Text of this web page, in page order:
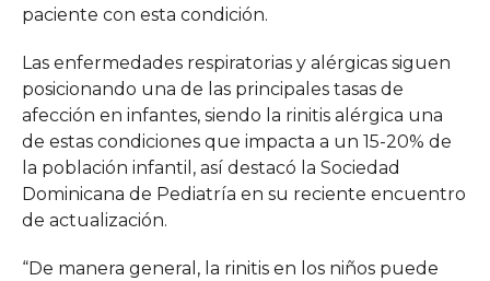
paciente con esta condición.
Las enfermedades respiratorias y alérgicas siguen
posicionando una de las principales tasas de
afección en infantes, siendo la rinitis alérgica una
de estas condiciones que impacta a un 15-20% de
la población infantil, así destacó la Sociedad
Dominicana de Pediatría en su reciente encuentro
de actualización.
“De manera general, la rinitis en los niños puede